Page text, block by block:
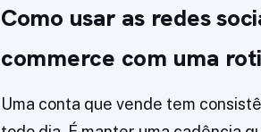
Como usar as redes
commerce com uma
Uma conta que vende tem